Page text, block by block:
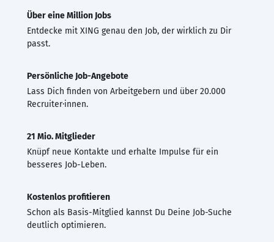
Über eine Million Jobs
Entdecke mit XING genau den Job, der wirklich zu Dir
passt.
Persönliche Job-Angebote
Lass Dich finden von Arbeitgebern und über 20.000
Recruiter·innen.
21 Mio. Mitglieder
Knüpf neue Kontakte und erhalte Impulse für ein
besseres Job-Leben.
Kostenlos profitieren
Schon als Basis-Mitglied kannst Du Deine Job-Suche
deutlich optimieren.